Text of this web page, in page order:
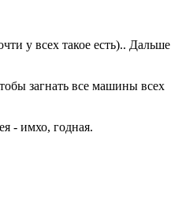
у всех такое есть).. Дальше
загнать все машины всех
- имхо, годная.